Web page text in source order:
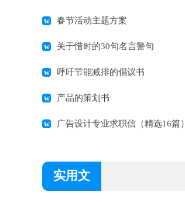
春节活动主题方案
关于惜时的30句名言警句
呼吁节能减排的倡议书
产品的策划书
广告设计专业求职信（精选16篇）
实用文